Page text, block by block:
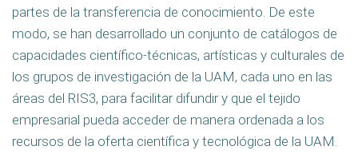
partes de la transferencia de conocimiento. De este
modo, se han desarrollado un conjunto de catálogos de
capacidades científico-técnicas, artísticas y culturales de
los grupos de investigación de la UAM, cada uno en las
áreas del RIS3, para facilitar difundir y que el tejido
empresarial pueda acceder de manera ordenada a los
recursos de la oferta científica y tecnológica de la UAM.